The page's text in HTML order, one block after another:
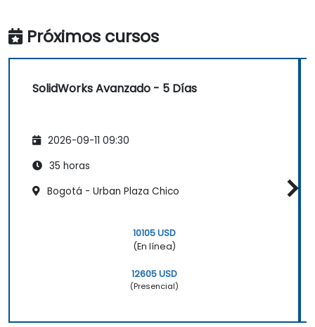
Próximos cursos
SolidWorks Avanzado - 5 Días
2026-09-11 09:30
35 horas
Bogotá - Urban Plaza Chico
10105 USD
(En línea)
12605 USD
(Presencial)